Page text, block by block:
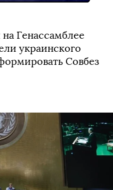
Генассамблее
украинского
Совбез